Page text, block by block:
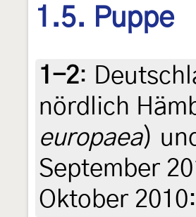
1.5. Puppe
1-2:
nördlich
europaea)
September
Oktober